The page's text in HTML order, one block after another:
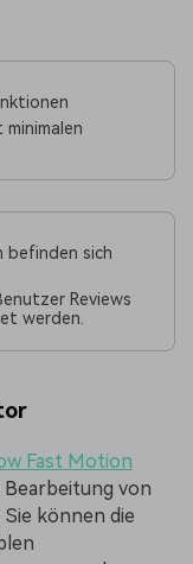
befinden sich
Reviews
werden.
Fast Motion
von
können die